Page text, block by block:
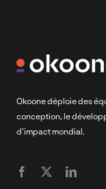
Okoone déploie des
conception, le
d’impact mondial.